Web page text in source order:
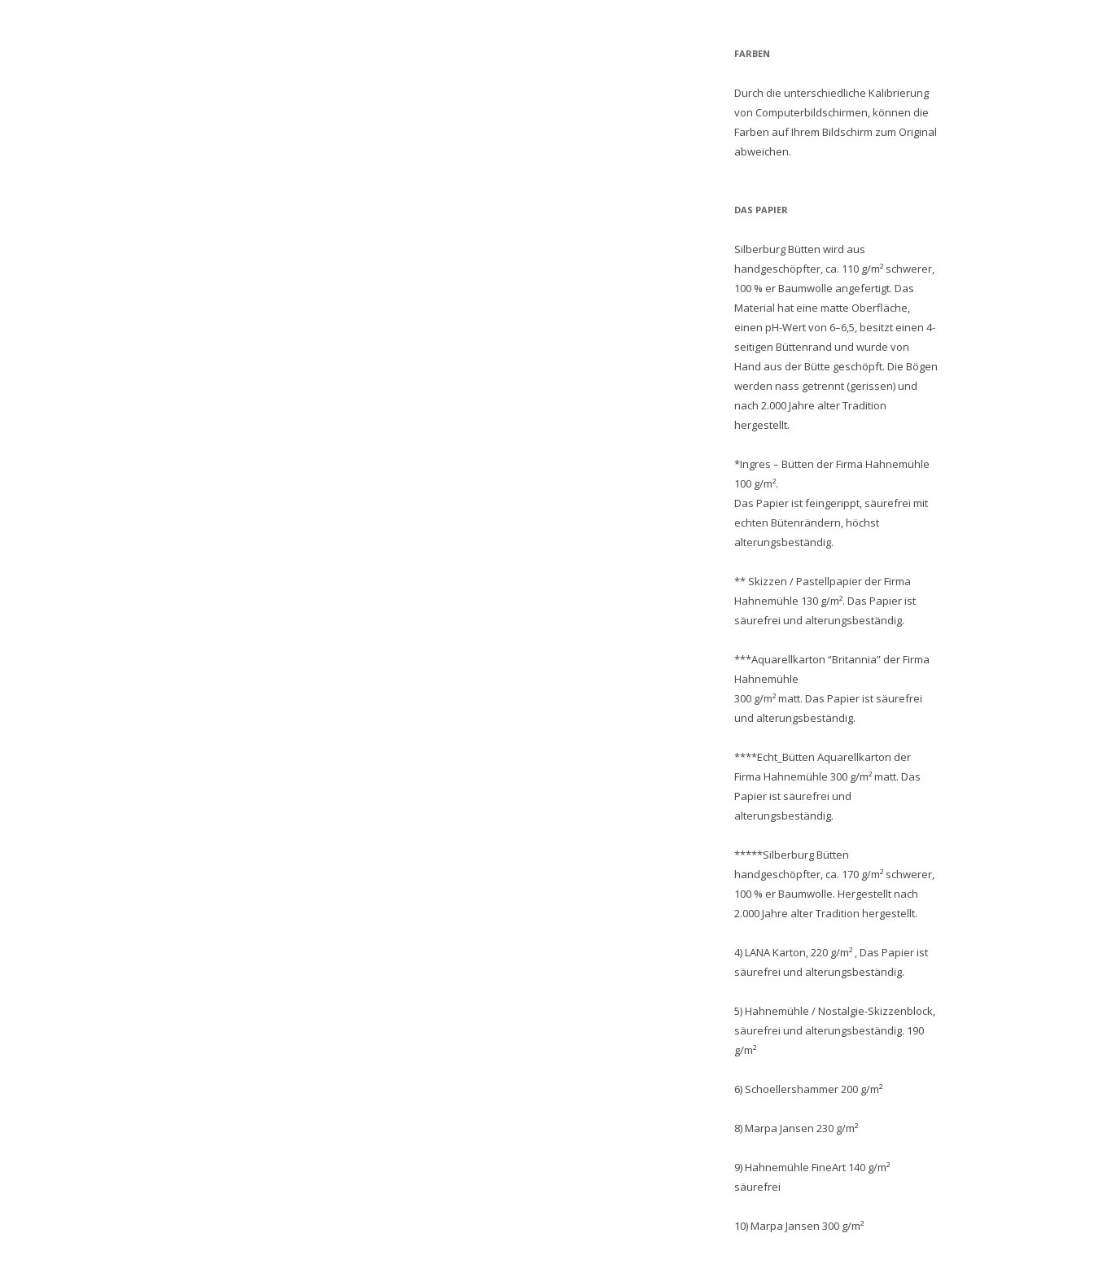
FARBEN
Durch die unterschiedliche Kalibrierung
von Computerbildschirmen, können die
Farben auf Ihrem Bildschirm zum Original
abweichen.
DAS PAPIER
Silberburg Bütten wird aus
handgeschöpfter, ca. 110 g/m² schwerer,
100 % er Baumwolle angefertigt. Das
Material hat eine matte Oberfläche,
einen pH-Wert von 6–6,5, besitzt einen 4-
seitigen Büttenrand und wurde von
Hand aus der Bütte geschöpft. Die Bögen
werden nass getrennt (gerissen) und
nach 2.000 Jahre alter Tradition
hergestellt.
*Ingres – Bütten der Firma Hahnemühle
100 g/m².
Das Papier ist feingerippt, säurefrei mit
echten Bütenrändern, höchst
alterungsbeständig.
** Skizzen / Pastellpapier der Firma
Hahnemühle 130 g/m². Das Papier ist
säurefrei und alterungsbeständig.
***Aquarellkarton “Britannia” der Firma
Hahnemühle
300 g/m² matt. Das Papier ist säurefrei
und alterungsbeständig.
****Echt_Bütten Aquarellkarton der
Firma Hahnemühle 300 g/m² matt. Das
Papier ist säurefrei und
alterungsbeständig.
*****Silberburg Bütten
handgeschöpfter, ca. 170 g/m² schwerer,
100 % er Baumwolle. Hergestellt nach
2.000 Jahre alter Tradition hergestellt.
4) LANA Karton, 220 g/m² , Das Papier ist
säurefrei und alterungsbeständig.
5) Hahnemühle / Nostalgie-Skizzenblock,
säurefrei und alterungsbeständig. 190
g/m²
6) Schoellershammer 200 g/m²
8) Marpa Jansen 230 g/m²
9) Hahnemühle FineArt 140 g/m²
säurefrei
10) Marpa Jansen 300 g/m²